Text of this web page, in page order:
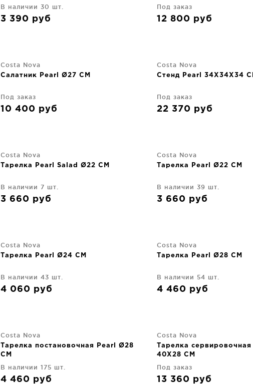
В наличии 30 шт.
3 390 руб
Под заказ
12 800 руб
Costa Nova
Салатник Pearl Ø27 CM
Под заказ
10 400 руб
Costa Nova
Стенд Pearl 34X34X34
Под заказ
22 370 руб
Costa Nova
Тарелка Pearl Salad Ø22 CM
В наличии 7 шт.
3 660 руб
Costa Nova
Тарелка Pearl Ø22 CM
В наличии 39 шт.
3 660 руб
Costa Nova
Тарелка Pearl Ø24 CM
В наличии 43 шт.
4 060 руб
Costa Nova
Тарелка Pearl Ø28 CM
В наличии 54 шт.
4 460 руб
Costa Nova
Тарелка постановочная Pearl Ø28
CM
В наличии 175 шт.
4 460 руб
Costa Nova
Тарелка сервировочная
40X28 CM
Под заказ
13 360 руб